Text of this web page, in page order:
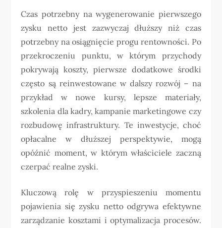
Czas potrzebny na wygenerowanie pierwszego
zysku netto jest zazwyczaj dłuższy niż czas
potrzebny na osiągnięcie progu rentowności. Po
przekroczeniu punktu, w którym przychody
pokrywają koszty, pierwsze dodatkowe środki
często są reinwestowane w dalszy rozwój – na
przykład w nowe kursy, lepsze materiały,
szkolenia dla kadry, kampanie marketingowe czy
rozbudowę infrastruktury. Te inwestycje, choć
opłacalne w dłuższej perspektywie, mogą
opóźnić moment, w którym właściciele zaczną
czerpać realne zyski.
Kluczową rolę w przyspieszeniu momentu
pojawienia się zysku netto odgrywa efektywne
zarządzanie kosztami i optymalizacja procesów.